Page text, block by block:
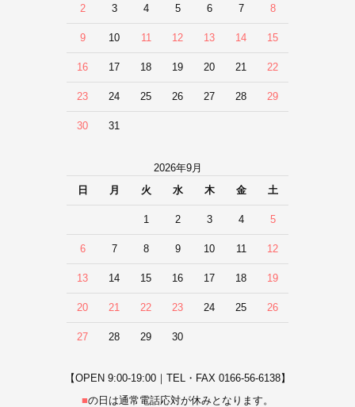
2 3 4 5 6 7 8
9 10 11 12 13 14 15
16 17 18 19 20 21 22
23 24 25 26 27 28 29
30 31
2026年9月
日
月 火 水 木 金 土
1 2 3 4 5
6 7 8 9 10 11 12
13 14 15 16 17 18 19
20 21 22 23 24 25 26
27 28 29 30
【OPEN 9:00-19:00｜TEL・FAX 0166-56-6138】
■の日は通常電話応対が休みとなります。